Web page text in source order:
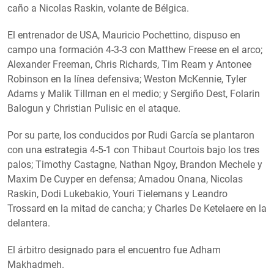
caño a Nicolas Raskin, volante de Bélgica.
El entrenador de USA, Mauricio Pochettino, dispuso en
campo una formación 4-3-3 con Matthew Freese en el arco;
Alexander Freeman, Chris Richards, Tim Ream y Antonee
Robinson en la línea defensiva; Weston McKennie, Tyler
Adams y Malik Tillman en el medio; y Sergiño Dest, Folarin
Balogun y Christian Pulisic en el ataque.
Por su parte, los conducidos por Rudi García se plantaron
con una estrategia 4-5-1 con Thibaut Courtois bajo los tres
palos; Timothy Castagne, Nathan Ngoy, Brandon Mechele y
Maxim De Cuyper en defensa; Amadou Onana, Nicolas
Raskin, Dodi Lukebakio, Youri Tielemans y Leandro
Trossard en la mitad de cancha; y Charles De Ketelaere en la
delantera.
El árbitro designado para el encuentro fue Adham
Makhadmeh.